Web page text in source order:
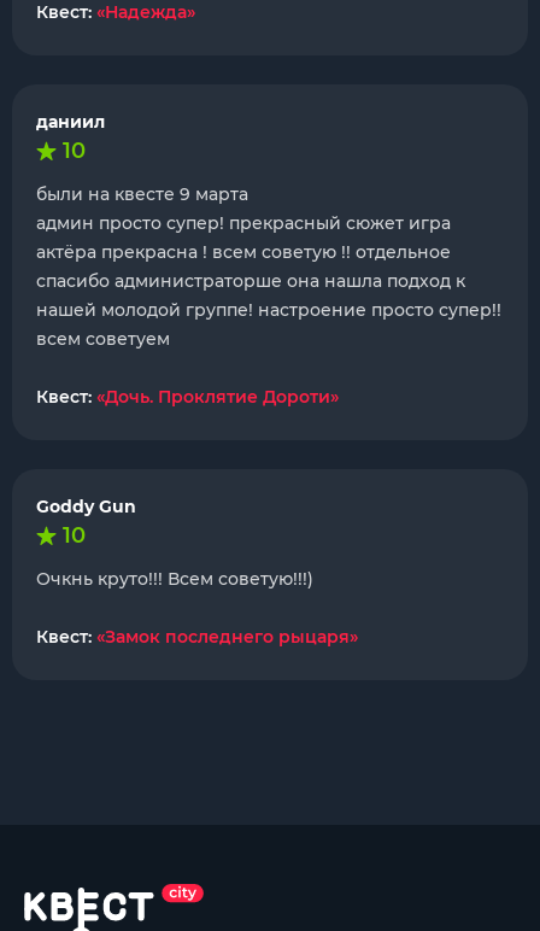
Квест: «Надежда»
даниил
10
были на квесте 9 марта
админ просто супер! прекрасный сюжет игра
актёра прекрасна ! всем советую !! отдельное
спасибо администраторше она нашла подход к
нашей молодой группе! настроение просто супер!!
всем советуем
Квест: «Дочь. Проклятие Дороти»
Goddy Gun
10
Очкнь круто!!! Всем советую!!!)
Квест: «Замок последнего рыцаря»